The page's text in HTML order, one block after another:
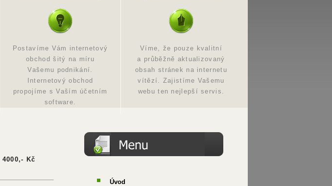
Postavíme Vám internetový
obchod šitý na míru
Vašemu podnikání.
Internetový obchod
propojíme s Vaším účetním
software.
Víme, že pouze kvalitní
a průběžně aktualizovaný
obsah stránek na internetu
vítězí. Zajistíme Vašemu
webu ten nejlepší servis.
Úvod
4000,- Kč